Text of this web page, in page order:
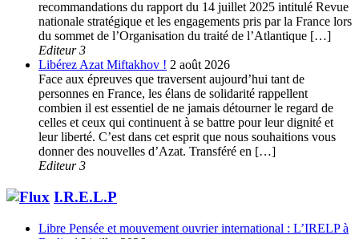
recommandations du rapport du 14 juillet 2025 intitulé Revue
nationale stratégique et les engagements pris par la France lors
du sommet de l’Organisation du traité de l’Atlantique […]
Editeur 3
Libérez Azat Miftakhov ! 2 août 2026
Face aux épreuves que traversent aujourd’hui tant de
personnes en France, les élans de solidarité rappellent
combien il est essentiel de ne jamais détourner le regard de
celles et ceux qui continuent à se battre pour leur dignité et
leur liberté. C’est dans cet esprit que nous souhaitions vous
donner des nouvelles d’Azat. Transféré en […]
Editeur 3
I.R.E.L.P
Libre Pensée et mouvement ouvrier international : L’IRELP à